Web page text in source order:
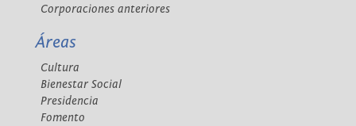
Corporaciones anteriores
Áreas
Cultura
Bienestar Social
Presidencia
Fomento